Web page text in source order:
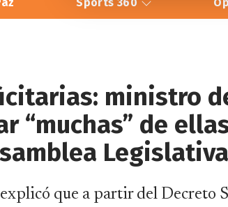
Sports 360
ministro
“muchas” de
Legislativa
que a partir del Decreto